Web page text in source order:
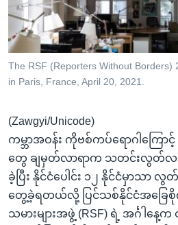
စာမျက်နှာ
ကျော်
ကြည့်
ရန်
ရန်
နေရာ
သို့
ကျော်
ရန်
ဗွီအိုအေ လူမှုကွန်ယက်များ
The RSF (Reporters Without Borders)
in Paris, France, April 20, 2021.
(Zawgyi/Unicode)
ကမ္ဘာအဝန်း ကိုဗစ်ကပ်ရောဂါကြော
တွေ ချမှတ်လာရာက သတင်းလွတ်လ
ခဲ့ပြီး နိုင်ငံပေါင်း ၁၂ နိုင်ငံမှာသ
တွေ့ခဲ့ရတယ်လို့ ပြင်သစ်နိုင်ငံအခြေစို
သမားများအဖွဲ့ (RSF) ရဲ့ အင်္ဂါန